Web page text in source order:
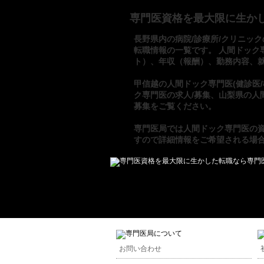
専門医資格を最大限に生か
長野県内の病院/診療所/クリニッ
転職情報の一覧です。 人間ドッ
ト）、年収（報酬）、勤務内容
甲信越の人間ドック専門医(健診
ク専門医の求人/募集
山梨県の人
募集をご覧ください。
専門医局では 人間ドック専門医の
すので詳細情報をご希望される場
お問い合わせ